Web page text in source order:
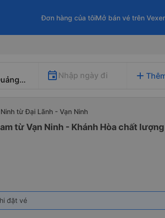
Đơn hàng của tôiMở bán vé trên
Nhập ngày đi add
từ Đại Lãnh - Vạn Ninh
từ Vạn Ninh - Khánh Hòa chất
đặt vé